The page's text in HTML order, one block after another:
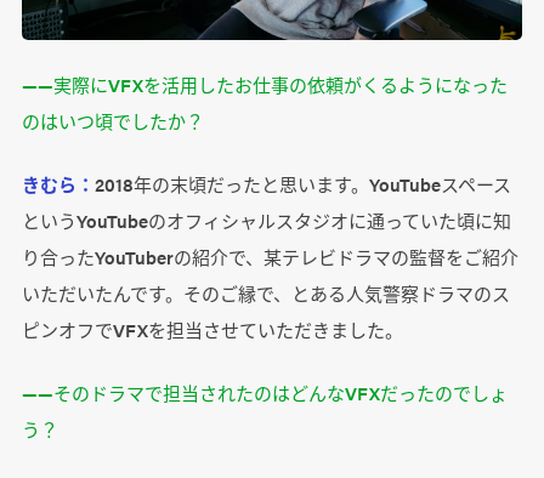
――実際にVFXを活用したお仕事の依頼がくるようになった
のはいつ頃でしたか？
きむら： 2018年の末頃だったと思います。YouTubeスペース
というYouTubeのオフィシャルスタジオに通っていた頃に知
り合ったYouTuberの紹介で、某テレビドラマの監督をご紹介
いただいたんです。そのご縁で、とある人気警察ドラマのス
ピンオフでVFXを担当させていただきました。
――そのドラマで担当されたのはどんなVFXだったのでしょ
う？